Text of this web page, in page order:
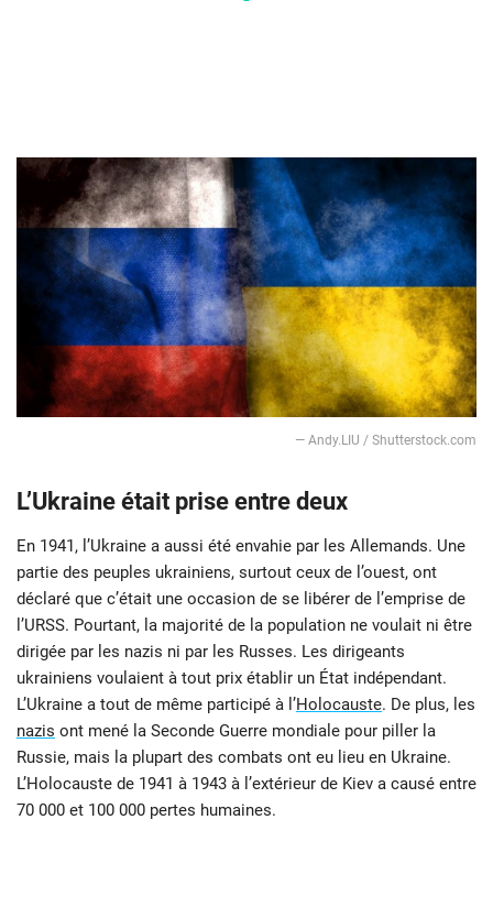
— Andy.LIU / Shutterstock.com
L’Ukraine était prise entre deux
En 1941, l’Ukraine a aussi été envahie par les Allemands. Une
partie des peuples ukrainiens, surtout ceux de l’ouest, ont
déclaré que c’était une occasion de se libérer de l’emprise de
l’URSS. Pourtant, la majorité de la population ne voulait ni être
dirigée par les nazis ni par les Russes. Les dirigeants
ukrainiens voulaient à tout prix établir un État indépendant.
L’Ukraine a tout de même participé à l’Holocauste. De plus, les
nazis ont mené la Seconde Guerre mondiale pour piller la
Russie, mais la plupart des combats ont eu lieu en Ukraine.
L’Holocauste de 1941 à 1943 à l’extérieur de Kiev a causé entre
70 000 et 100 000 pertes humaines.